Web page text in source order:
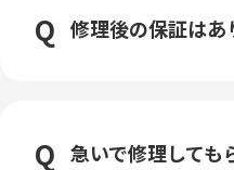
修理後の保証はあ
急いで修理しても